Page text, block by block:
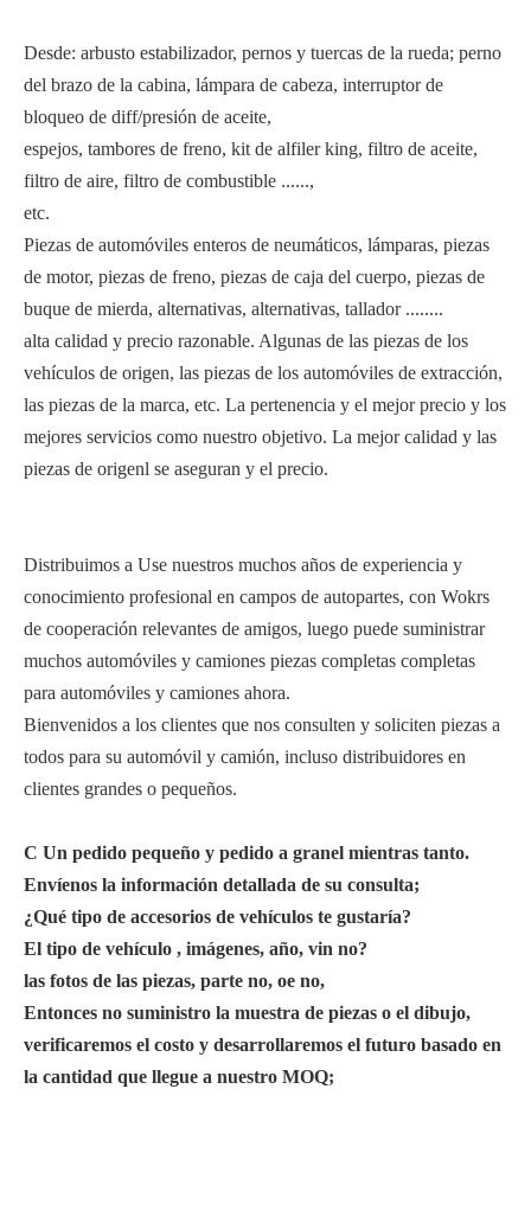
Desde: arbusto estabilizador, pernos y tuercas de la rueda; perno
del brazo de la cabina, lámpara de cabeza, interruptor de
bloqueo de diff/presión de aceite,
espejos, tambores de freno, kit de alfiler king, filtro de aceite,
filtro de aire, filtro de combustible ......,
etc.
Piezas de automóviles enteros de neumáticos, lámparas, piezas
de motor, piezas de freno, piezas de caja del cuerpo, piezas de
buque de mierda, alternativas, alternativas, tallador ........
alta calidad y precio razonable. Algunas de las piezas de los
vehículos de origen, las piezas de los automóviles de extracción,
las piezas de la marca, etc. La pertenencia y el mejor precio y los
mejores servicios como nuestro objetivo. La mejor calidad y las
piezas de origenl se aseguran y el precio.
Distribuimos a Use nuestros muchos años de experiencia y
conocimiento profesional en campos de autopartes, con Wokrs
de cooperación relevantes de amigos, luego puede suministrar
muchos automóviles y camiones piezas completas completas
para automóviles y camiones ahora.
Bienvenidos a los clientes que nos consulten y soliciten piezas a
todos para su automóvil y camión, incluso distribuidores en
clientes grandes o pequeños.
C Un pedido pequeño y pedido a granel mientras tanto.
Envíenos la información detallada de su consulta;
¿Qué tipo de accesorios de vehículos te gustaría?
El tipo de vehículo , imágenes, año, vin no?
las fotos de las piezas, parte no, oe no,
Entonces no suministro la muestra de piezas o el dibujo,
verificaremos el costo y desarrollaremos el futuro basado en
la cantidad que llegue a nuestro MOQ;